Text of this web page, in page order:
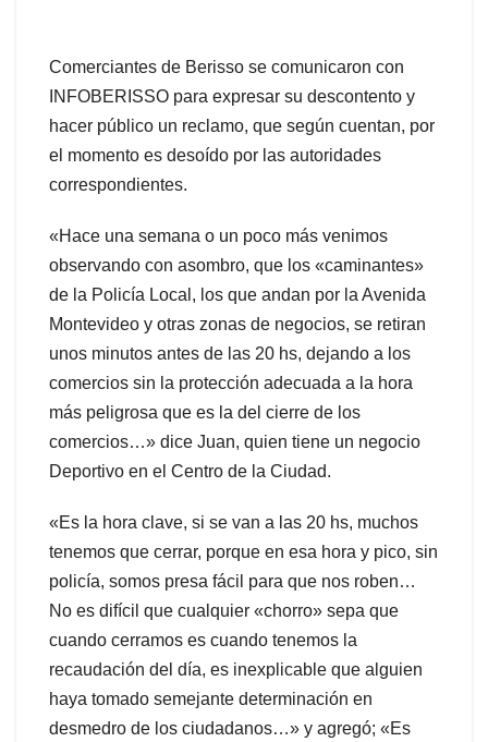
Comerciantes de Berisso se comunicaron con
INFOBERISSO para expresar su descontento y
hacer público un reclamo, que según cuentan, por
el momento es desoído por las autoridades
correspondientes.
«Hace una semana o un poco más venimos
observando con asombro, que los «caminantes»
de la Policía Local, los que andan por la Avenida
Montevideo y otras zonas de negocios, se retiran
unos minutos antes de las 20 hs, dejando a los
comercios sin la protección adecuada a la hora
más peligrosa que es la del cierre de los
comercios…» dice Juan, quien tiene un negocio
Deportivo en el Centro de la Ciudad.
«Es la hora clave, si se van a las 20 hs, muchos
tenemos que cerrar, porque en esa hora y pico, sin
policía, somos presa fácil para que nos roben…
No es difícil que cualquier «chorro» sepa que
cuando cerramos es cuando tenemos la
recaudación del día, es inexplicable que alguien
haya tomado semejante determinación en
desmedro de los ciudadanos…» y agregó; «Es